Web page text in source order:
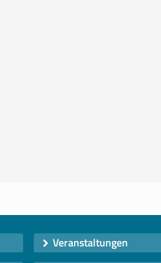
Veranstaltungen